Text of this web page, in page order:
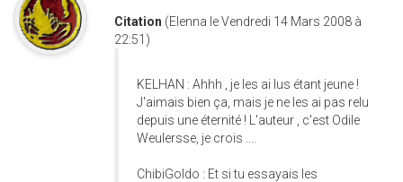
Citation (Elenna le Vendredi 14 Mars 2008 à
22:51)
KELHAN : Ahhh , je les ai lus étant jeune !
J'aimais bien ça, mais je ne les ai pas relu
depuis une éternité ! L'auteur , c'est Odile
Weulersse, je crois ....
ChibiGoldo : Et si tu essayais les